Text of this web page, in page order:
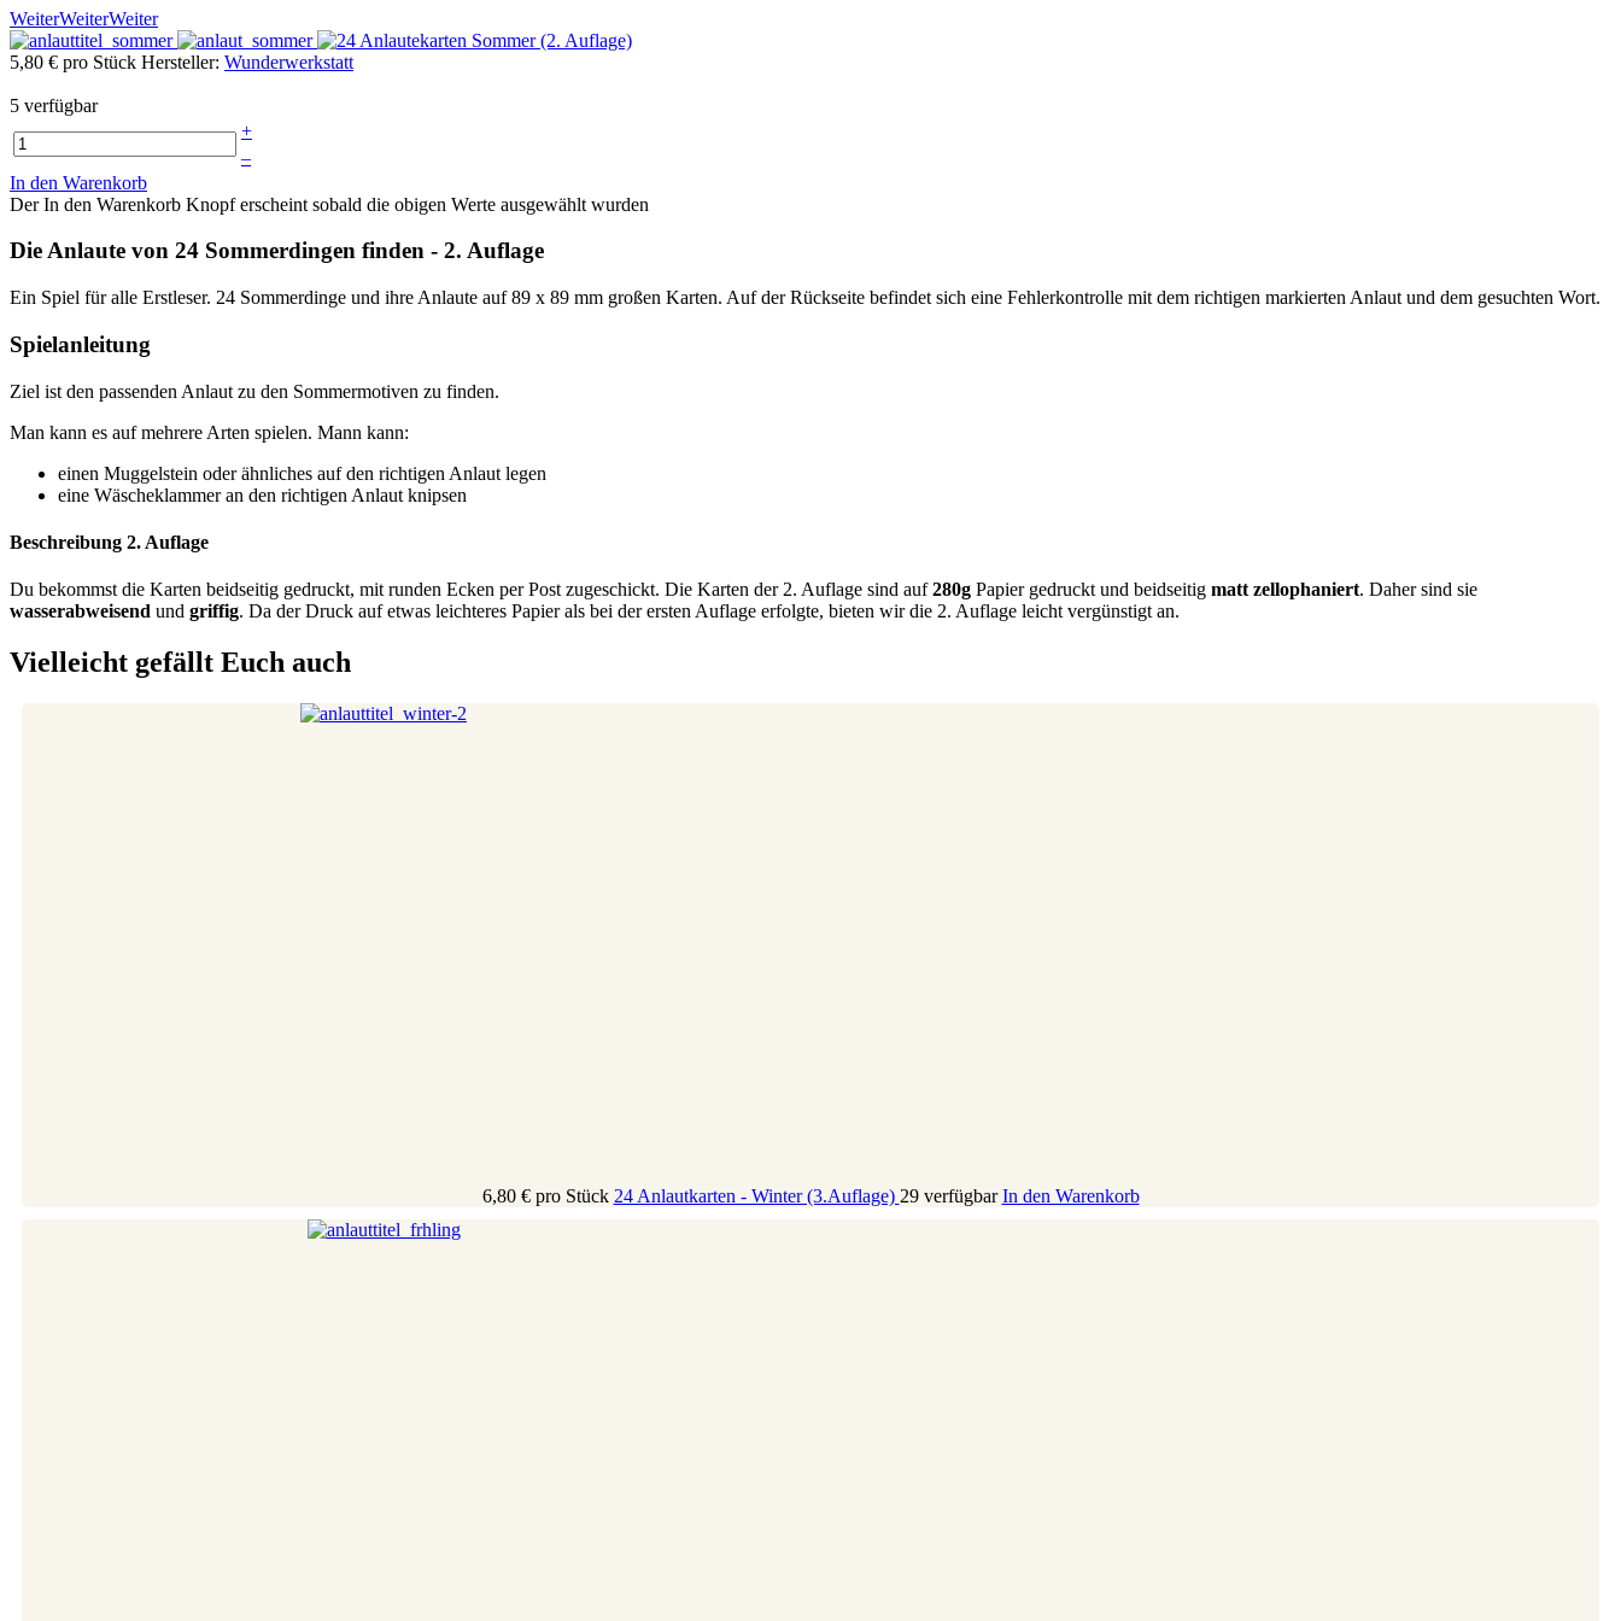
WeiterWeiterWeiter
5,80 € pro Stück Hersteller: Wunderwerkstatt
5 verfügbar
+
–
In den Warenkorb
Der In den Warenkorb Knopf erscheint sobald die obigen Werte ausgewählt wurden
Die Anlaute von 24 Sommerdingen finden - 2. Auflage
Ein Spiel für alle Erstleser. 24 Sommerdinge und ihre Anlaute auf 89 x 89 mm großen Karten. Auf der Rückseite befindet sich eine Fehlerkontrolle mit dem richtigen markierten Anlaut und dem gesuchten Wort.
Spielanleitung
Ziel ist den passenden Anlaut zu den Sommermotiven zu finden.
Man kann es auf mehrere Arten spielen. Mann kann:
einen Muggelstein oder ähnliches auf den richtigen Anlaut legen
eine Wäscheklammer an den richtigen Anlaut knipsen
Beschreibung 2. Auflage
Du bekommst die Karten beidseitig gedruckt, mit runden Ecken per Post zugeschickt. Die Karten der 2. Auflage sind auf280g Papier gedruckt und beidseitig matt zellophaniert. Daher sind sie
wasserabweisend und griffig. Da der Druck auf etwas leichteres Papier als bei der ersten Auflage erfolgte, bieten wir die 2. Auflage leicht vergünstigt an.
Vielleicht gefällt Euch auch
6,80 € pro Stück 24 Anlautkarten - Winter (3.Auflage) 29 verfügbar In den Warenkorb